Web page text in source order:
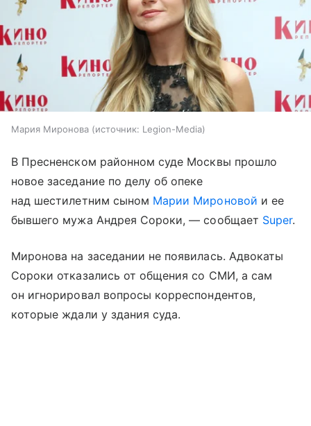
Мария Миронова источник: Legion-Media
В Пресненском районном суде Москвы прошло
новое заседание по делу об опеке
над шестилетним сыном Марии Мироновой и ее
бывшего мужа Андрея Сороки, — сообщает Super.
Миронова на заседании не появилась. Адвокаты
Сороки отказались от общения со СМИ, а сам
он игнорировал вопросы корреспондентов,
которые ждали у здания суда.